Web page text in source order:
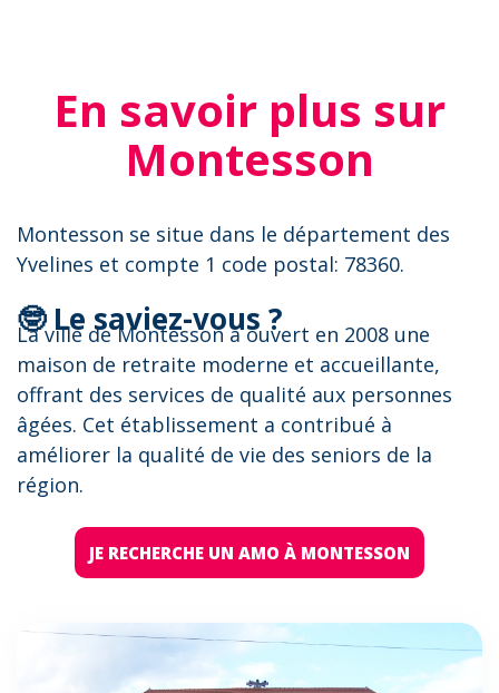
En savoir plus sur
Montesson
Montesson se situe dans le département des
Yvelines et compte 1 code postal: 78360.
🤓 Le saviez-vous ?
La ville de Montesson a ouvert en 2008 une
maison de retraite moderne et accueillante,
offrant des services de qualité aux personnes
âgées. Cet établissement a contribué à
améliorer la qualité de vie des seniors de la
région.
JE RECHERCHE UN AMO À MONTESSON